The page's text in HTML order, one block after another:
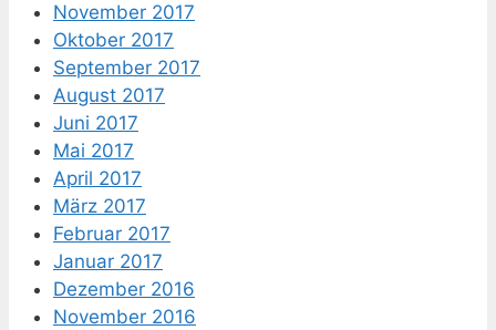
November 2017
Oktober 2017
September 2017
August 2017
Juni 2017
Mai 2017
April 2017
März 2017
Februar 2017
Januar 2017
Dezember 2016
November 2016